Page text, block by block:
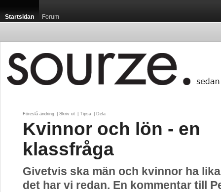
Startsidan Forum
Föreslå ändring Skriv ut Tipsa Dela
Kvinnor och lön - en
klassfråga
Givetvis ska män och kvinnor ha
det har vi redan. En kommentar till